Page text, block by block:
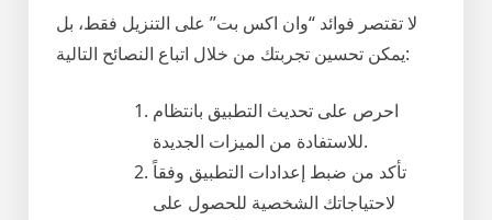
لا تقتصر فوائد “وان اكس بت” على التنزيل فقط، بل
يمكن تحسين تجربتك من خلال اتباع النصائح التالية:
احرص على تحديث التطبيق بانتظام
للاستفادة من الميزات الجديدة.
تأكد من ضبط إعدادات التطبيق وفقاً
لاحتياجاتك الشخصية للحصول على